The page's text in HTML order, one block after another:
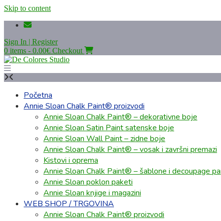
Skip to content
Sign In | Register
0 items - 0.00€ Checkout
Početna
Annie Sloan Chalk Paint® proizvodi
Annie Sloan Chalk Paint® – dekorativne boje
Annie Sloan Satin Paint satenske boje
Annie Sloan Wall Paint – zidne boje
Annie Sloan Chalk Paint® – vosak i završni premazi
Kistovi i oprema
Annie Sloan Chalk Paint® – šablone i decoupage
Annie Sloan poklon paketi
Annie Sloan knjige i magazini
WEB SHOP / TRGOVINA
Annie Sloan Chalk Paint® proizvodi